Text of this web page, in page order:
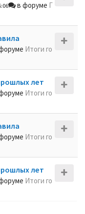
в форуме Г
Итоги го
лет
Итоги го
Итоги го
лет
Итоги го